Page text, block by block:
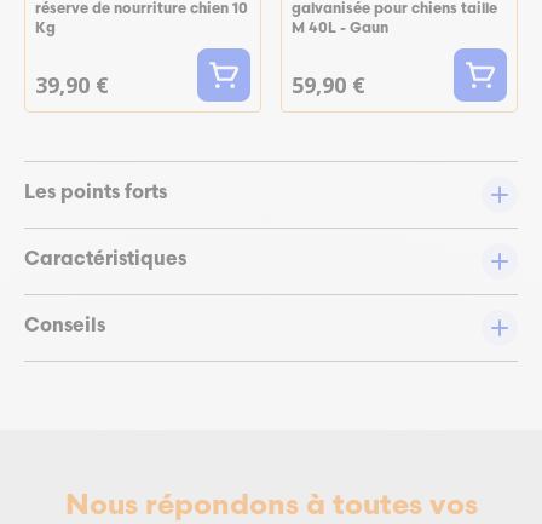
réserve de nourriture chien 10
Kg
39,90 €
galvanisée pour chiens taille
M 40L - Gaun
59,90 €
Les points forts
Caractéristiques
Conseils
Nous répondons à toutes vos